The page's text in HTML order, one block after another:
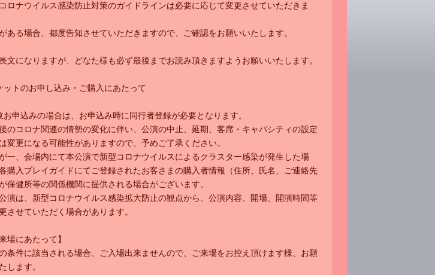
ロナウイルス感染防止対策のガイドラインは必要に応じて変更させていただきま
ある場合、都度告知させていただきますので、ご確認をお願いいたします。
文になりますが、どなた様も必ず最後までお読み頂きますようお願いいたします。
ットのお申し込み・ご購入にあたって
お申込みの場合は、お申込み時に同行者登録が必要となります。
後のコロナ関連の情勢の変化に伴い、公演の中止、延期、客席・キャパシティの設定
変更になる可能性がありますので、予めご了承ください。
が一、会場内にて本公演で新型コロナウイルスによるクラスター感染が発生した場
購入プレイガイドにてご登録されたお客さまの購入者情報（住所、氏名、ご連絡先
保健所等の関係機関に提供される場合がございます。
公演は、新型コロナウイルス感染拡大防止の観点から、公演内容、開場、開演時間等
させていただく場合があります。
場にあたって】
条件に該当される場合、ご入場出来ませんので、ご来場をお控え頂けます様、お願
します。